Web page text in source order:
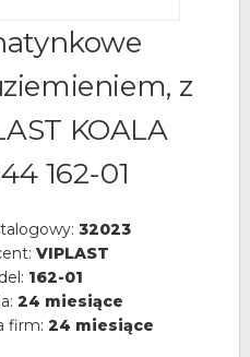
z
KOALA
162-01
32023
VIPLAST
162-01
24 miesiące
firm: 24 miesiące